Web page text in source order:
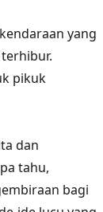
yang
pikuk
dan
tahu,
bagi